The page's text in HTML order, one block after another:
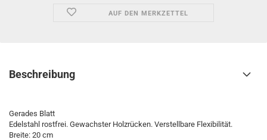
AUF DEN MERKZETTEL
Beschreibung
Gerades Blatt
Edelstahl rostfrei. Gewachster Holzrücken. Verstellbare Flexibilität.
Breite: 20 cm